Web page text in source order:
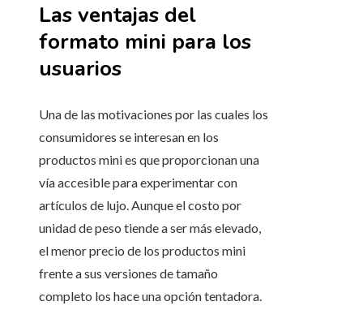
Las ventajas del
formato mini para los
usuarios
Una de las motivaciones por las cuales los
consumidores se interesan en los
productos mini es que proporcionan una
vía accesible para experimentar con
artículos de lujo. Aunque el costo por
unidad de peso tiende a ser más elevado,
el menor precio de los productos mini
frente a sus versiones de tamaño
completo los hace una opción tentadora.